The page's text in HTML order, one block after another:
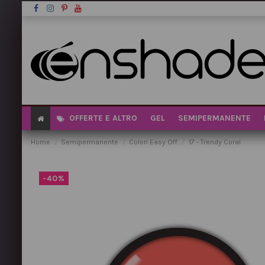
OFFERTE E ALTRO GEL SEMIPERMANENTE
Home Semipermanente Colori Easy Off 17 - Trendy Coral
-40%